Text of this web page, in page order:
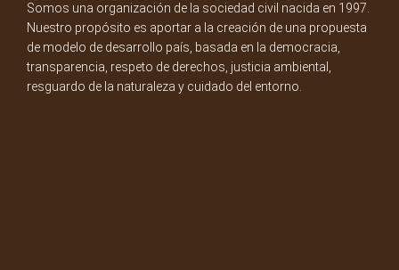
Somos una organización de la sociedad civil nacida en 1997.
Nuestro propósito es aportar a la creación de una propuesta
de modelo de desarrollo país, basada en la democracia,
transparencia, respeto de derechos, justicia ambiental,
resguardo de la naturaleza y cuidado del entorno.